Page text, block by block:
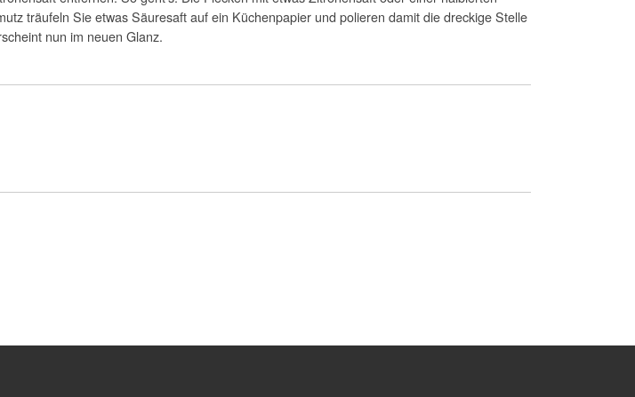
träufeln Sie etwas Säuresaft auf ein Küchenpapier und polieren damit die dreckige Stelle
nun im neuen Glanz.